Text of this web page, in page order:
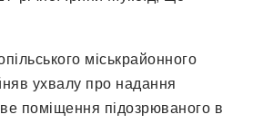
міськрайонного
ухвалу про надання
поміщення підозрюваного в